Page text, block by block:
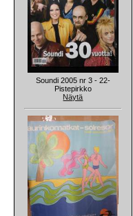
Soundi 2005 nr 3 - 22-
Pistepirkko
Näytä